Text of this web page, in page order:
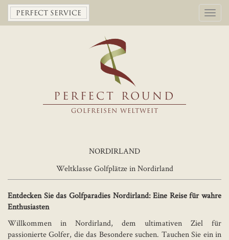
PERFECT SERVICE
PERFECT ROUND
GOLFREISEN WELTWEIT
NORDIRLAND
Weltklasse Golfplätze in Nordirland
Entdecken Sie das Golfparadies Nordirland: Eine Reise für wahre
Enthusiasten
Willkommen in Nordirland, dem ultimativen Ziel für
passionierte Golfer, die das Besondere suchen. Tauchen Sie ein in